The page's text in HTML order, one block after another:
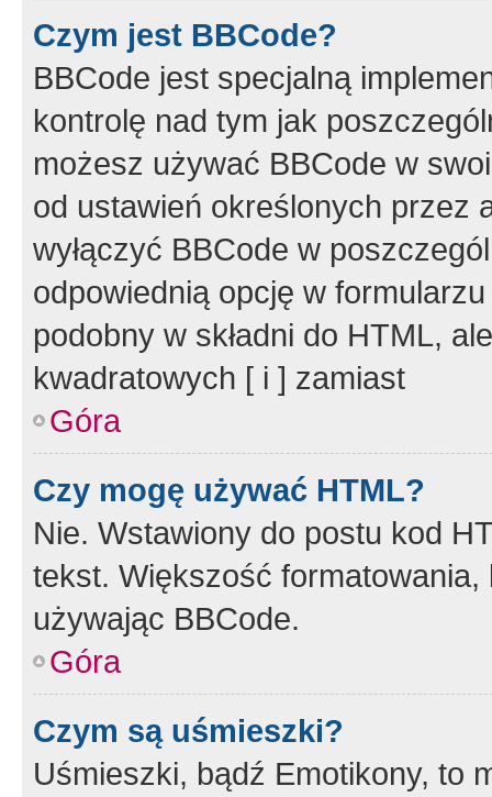
Czym jest BBCode?
BBCode jest specjalną
kontrolę nad tym jak
możesz używać BBCode w
od ustawień określonych przez
wyłączyć BBCode w
odpowiednią opcję w
podobny w składni do HTML,
kwadratowych [ i ] zamiast
Góra
Czy mogę używać HTML?
Nie. Wstawiony do postu kod
tekst. Większość
używając BBCode.
Góra
Czym są uśmieszki?
Uśmieszki, bądź Emotikony, to